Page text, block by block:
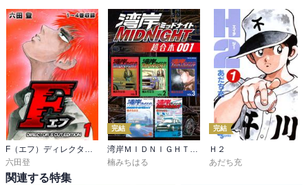
六田登
完結
楠みちはる
完結
Ｈ２
あだち充
関連する特集